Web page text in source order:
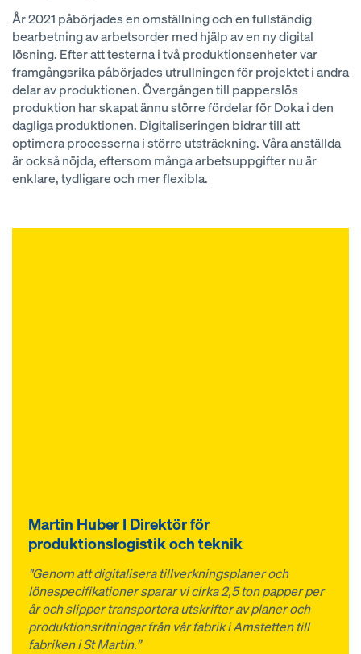
År 2021 påbörjades en omställning och en fullständig
bearbetning av arbetsorder med hjälp av en ny digital
lösning. Efter att testerna i två produktionsenheter var
framgångsrika påbörjades utrullningen för projektet i andra
delar av produktionen. Övergången till papperslös
produktion har skapat ännu större fördelar för Doka i den
dagliga produktionen. Digitaliseringen bidrar till att
optimera processerna i större utsträckning. Våra anställda
är också nöjda, eftersom många arbetsuppgifter nu är
enklare, tydligare och mer flexibla.
Martin Huber I Direktör för
produktionslogistik och teknik
"Genom att digitalisera tillverkningsplaner och
lönespecifikationer sparar vi cirka 2,5 ton papper per
år och slipper transportera utskrifter av planer och
produktionsritningar från vår fabrik i Amstetten till
fabriken i St Martin.”